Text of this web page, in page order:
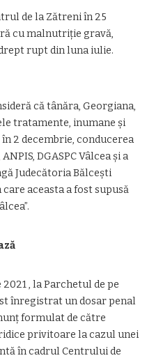
de la Zătreni în 25
cu malnutriţie gravă,
rupt din luna iulie.
că tânăra, Georgiana,
tratamente, inumane şi
în 2 decembrie, conducerea
DGASPC Vâlcea şi a
Judecătoria Bălceşti
aceasta a fost supusă
, la Parchetul de pe
înregistrat un dosar penal
formulat de către
privitoare la cazul unei
în cadrul Centrului de